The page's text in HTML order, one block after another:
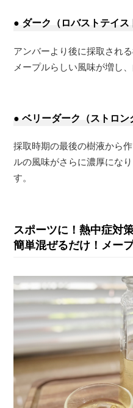
● ダーク（ロバストテイス
アンバーより後に採取され
メープルらしい風味が増し
● ベリーダーク（ストロン
採取時期の最後の樹液から
ルの風味がさらに濃厚にな
す。
スポーツに！熱中症対
簡単混ぜるだけ！メー